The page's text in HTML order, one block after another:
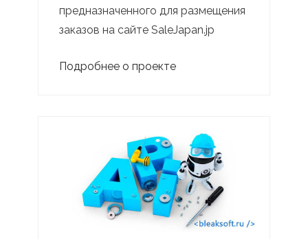
предназначенного для размещения
заказов на сайте SaleJapan.jp
Подробнее о проекте